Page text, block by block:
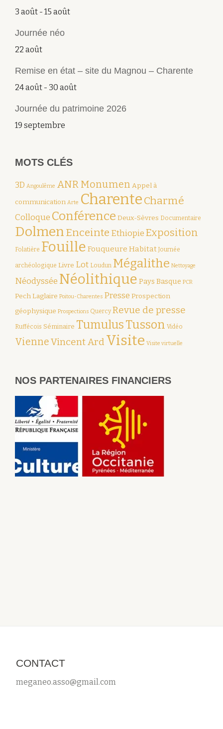
3 août - 15 août
Journée néo
22 août
Remise en état – site du Magnou – Charente
24 août - 30 août
Journée du patrimoine 2026
19 septembre
MOTS CLÉS
3D Angoulême ANR Monumen Appel à
communication Arte CharenteCharmé
Colloque Conférence Deux-Sèvres Documentaire
Dolmen Enceinte Ethiopie Exposition
Folatière Fouille Fouqueure Habitat Journée
archéologique Livre Lot Loudun Mégalithe Nettoyage
Néodyssée Néolithique Pays Basque PCR
Pech Laglaire Poitou-Charentes Presse Prospection
géophysique Prospections Quercy Revue de presse
Ruffécois Séminaire TumulusTusson Vidéo
VienneVincent Ard Visite Visite virtuelle
NOS PARTENAIRES FINANCIERS
CONTACT
meganeo.asso@gmail.com